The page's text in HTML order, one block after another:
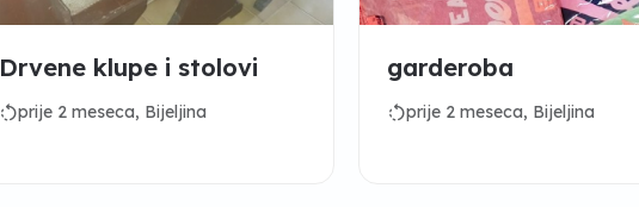
Drvene klupe i stolovi
rotate_leftprije 2 meseca, Bijeljina
garderoba
rotate_leftprije 2 meseca, Bijeljina